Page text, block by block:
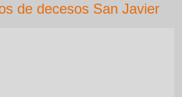
de decesos San Javier